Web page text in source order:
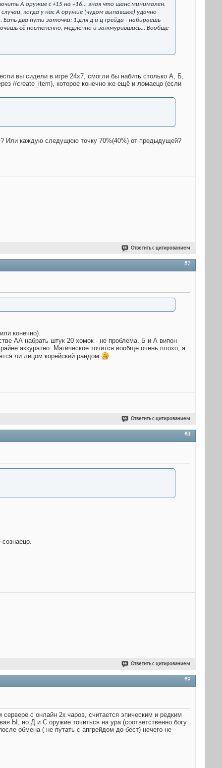
А оружие с +15 на +16... зная что шанс минимален.
когда у нас А оружие (чудом выпавшее) удачно
два пути заточки: 1.для д и ц грейда - набираешь
её постепенно, медленно и зажмурившись... Вообще
вы сидели в игре 24х7, смогли бы набить столько А, Б,
//create_item), которое конечно же ещё и ломаецо (если
Или каждую следущюю точку 70%(40%) от предыдущей?
Ответить с цитированием
#7
конечно).
АА набрать штук 20 хомок - не проблема. Б и А випон
аккуратно. Магическое точится вообще очень плохо, я
ли лицом корейский рандом
Ответить с цитированием
#8
Ответить с цитированием
#9
с онлайн 2к чаров, считается эпическим и редким
Ы, но Д и С оружие точиться на ура (соответственно богу
обмена ( не путать с апгрейдом до бест) нечего не